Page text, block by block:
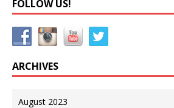
FOLLOW US!
ARCHIVES
August 2023